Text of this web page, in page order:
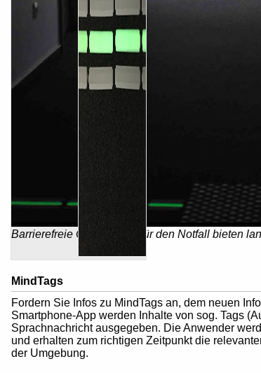
Barrierefreie Orientierung für den Notfall bieten
MindTags
Fordern Sie Infos zu MindTags an, dem neuen
Smartphone-App werden Inhalte von sog. Tags
Sprachnachricht ausgegeben. Die Anwender
und erhalten zum richtigen Zeitpunkt die
der Umgebung.